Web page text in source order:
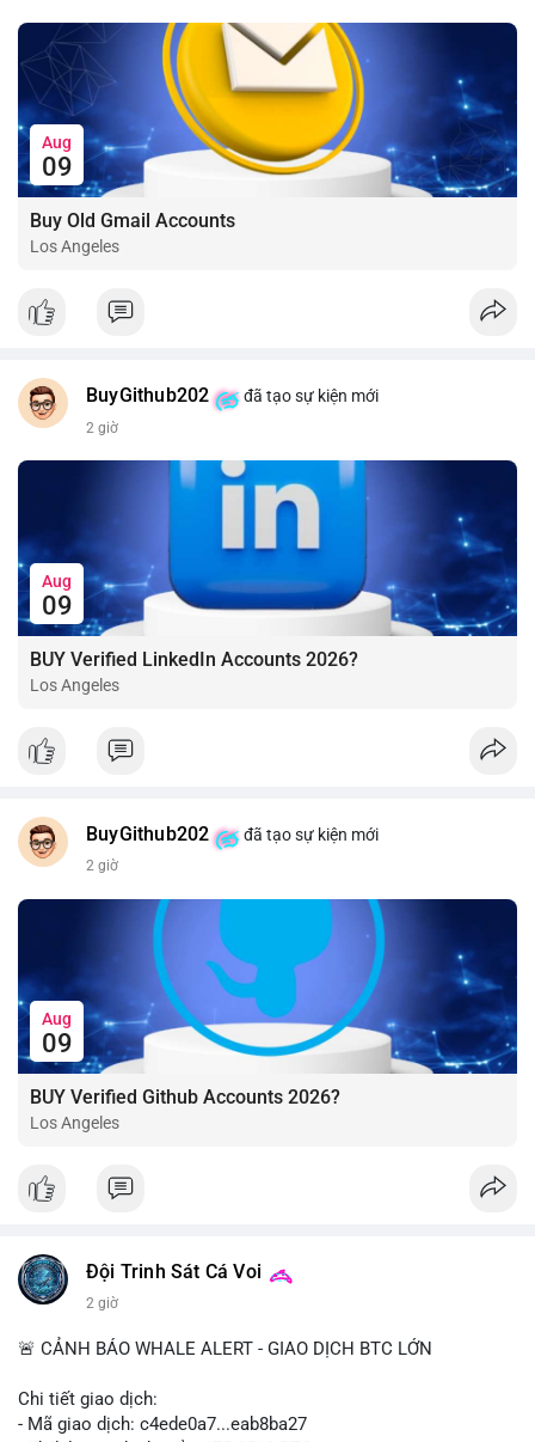
Aug
09
Buy Old Gmail Accounts
Los Angeles
BuyGithub202 đã tạo sự kiện mới
2 giờ
Aug
09
BUY Verified LinkedIn Accounts 2026?
Los Angeles
BuyGithub202 đã tạo sự kiện mới
2 giờ
Aug
09
BUY Verified Github Accounts 2026?
Los Angeles
Đội Trinh Sát Cá Voi
2 giờ
🚨 CẢNH BÁO WHALE ALERT - GIAO DỊCH BTC LỚN
Chi tiết giao dịch:
- Mã giao dịch: c4ede0a7...eab8ba27